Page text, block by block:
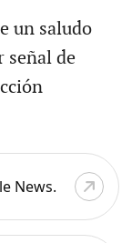
un saludo
señal de
News.